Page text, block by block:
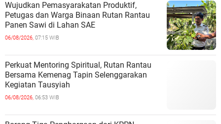
Wujudkan Pemasyarakatan Produktif,
Petugas dan Warga Binaan Rutan Rantau
Panen Sawi di Lahan SAE
06/08/2026, 07:15 WIB
Perkuat Mentoring Spiritual, Rutan Rantau
Bersama Kemenag Tapin Selenggarakan
Kegiatan Tausyiah
06/08/2026, 06:53 WIB